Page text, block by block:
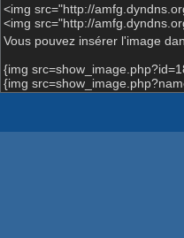
<img src="http://
<img src="http://
Vous pouvez insérer l'image
{img
{img